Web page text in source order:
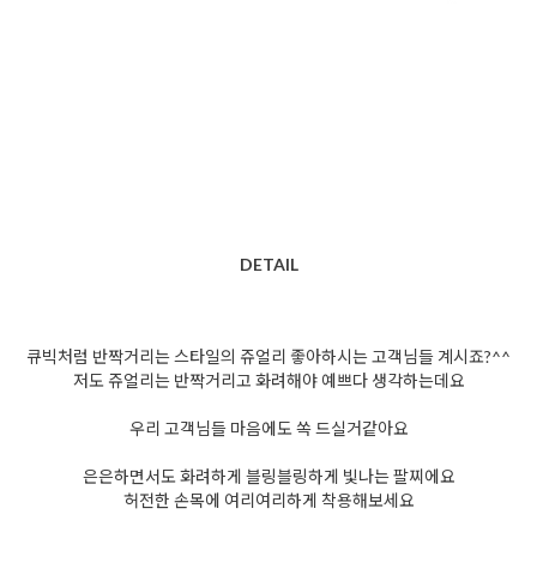
DETAIL
큐빅처럼 반짝거리는 스타일의 쥬얼리 좋아하시는 고객님들 계시죠?^^
저도 쥬얼리는 반짝거리고 화려해야 예쁘다 생각하는데요
우리 고객님들 마음에도 쏙 드실거같아요
은은하면서도 화려하게 블링블링하게 빛나는 팔찌에요
허전한 손목에 여리여리하게 착용해보세요